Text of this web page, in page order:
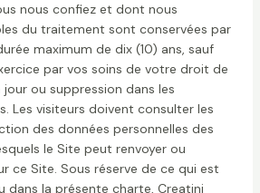
nous confiez et dont nous
du traitement sont conservées par
maximum de dix (10) ans, sauf
par vos soins de votre droit de
ou suppression dans les
Les visiteurs doivent consulter les
des données personnelles des
le Site peut renvoyer ou
ce Site. Sous réserve de ce qui est
dans la présente charte, Creatini